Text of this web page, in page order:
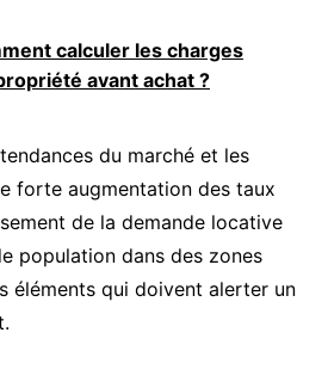
calculer les charges
avant achat ?
du marché et les
forte augmentation des taux
de la demande locative
population dans des zones
éléments qui doivent alerter un